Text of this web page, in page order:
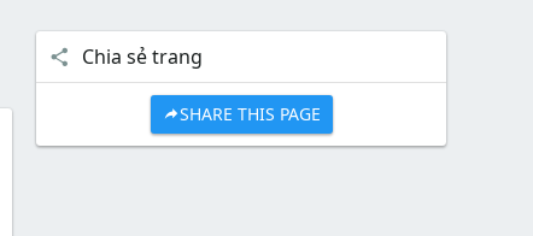
Chia sẻ trang
SHARE THIS PAGE